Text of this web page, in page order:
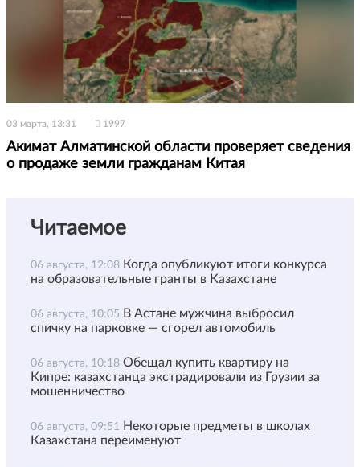
03 марта, 13:31 1997
Акимат Алматинской области проверяет сведения
о продаже земли гражданам Китая
Читаемое
06 августа, 12:08 Когда опубликуют итоги конкурса
на образовательные гранты в Казахстане
06 августа, 10:05 В Астане мужчина выбросил
спичку на парковке — сгорел автомобиль
06 августа, 10:18 Обещал купить квартиру на
Кипре: казахстанца экстрадировали из Грузии за
мошенничество
06 августа, 09:51 Некоторые предметы в школах
Казахстана переименуют